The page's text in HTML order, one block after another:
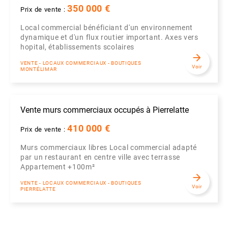
Prix de vente :350 000 €
Local commercial bénéficiant d'un environnement
dynamique et d'un flux routier important. Axes vers
hopital, établissements scolaires
VENTE - LOCAUX COMMERCIAUX - BOUTIQUES
MONTÉLIMAR
arrow_forward
Voir
Vente murs commerciaux occupés à Pierrelatte
Prix de vente :410 000 €
Murs commerciaux libres Local commercial adapté
par un restaurant en centre ville avec terrasse
Appartement +100m²
VENTE - LOCAUX COMMERCIAUX - BOUTIQUES
PIERRELATTE
arrow_forward
Voir